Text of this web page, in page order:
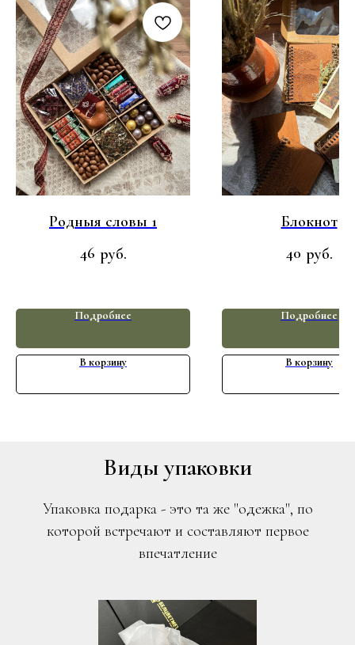
Родныя словы 1
46 руб.
Подробнее
В корзину
Блокнот
40 руб.
Подробнее
В корзину
Виды упаковки
Упаковка подарка - это та же "одежка", по
которой встречают и составляют первое
впечатление